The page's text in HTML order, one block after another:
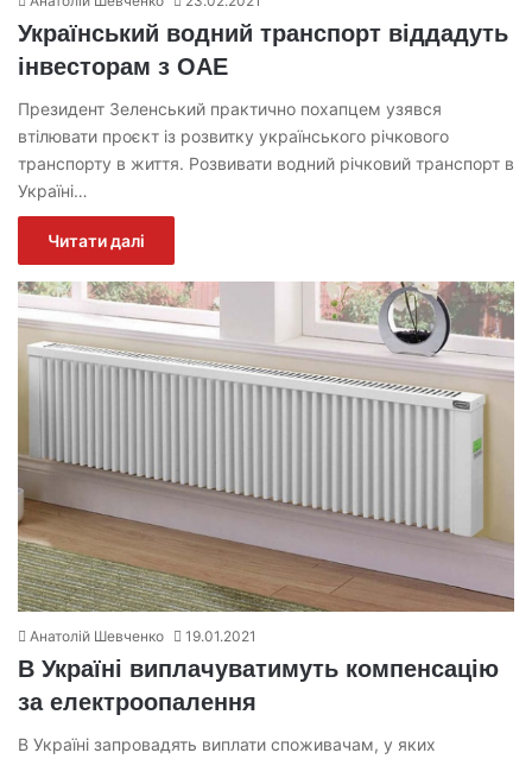
Український водний транспорт віддадуть
інвесторам з ОАЕ
Президент Зеленський практично похапцем узявся
втілювати проєкт із розвитку українського річкового
транспорту в життя. Розвивати водний річковий транспорт в
Україні…
Читати далі
Анатолій Шевченко 19.01.2021
В Україні виплачуватимуть компенсацію
за електроопалення
В Україні запровадять виплати споживачам, у яких